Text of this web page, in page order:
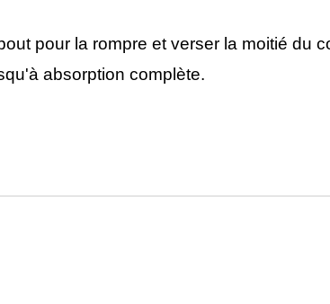
pour la rompre et verser la moitié du
absorption complète.